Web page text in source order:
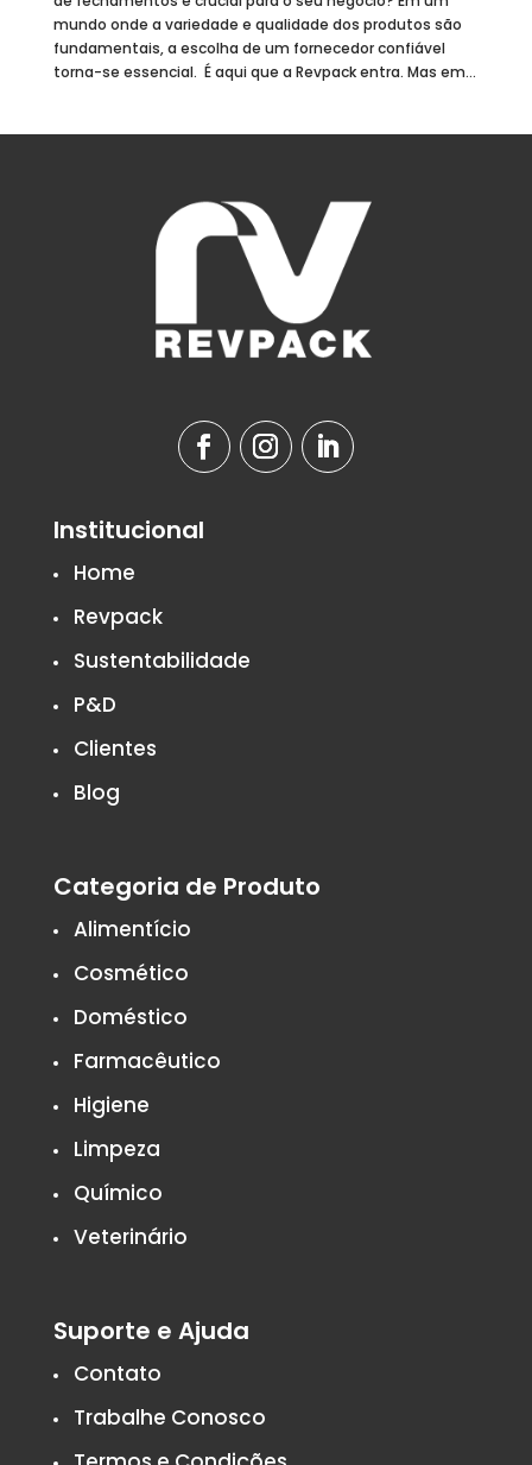
mundo onde a variedade e qualidade dos produtos são
fundamentais, a escolha de um fornecedor confiável
torna-se essencial. É aqui que a Revpack entra. Mas em...
Institucional
Home
Revpack
Sustentabilidade
P&D
Clientes
Blog
Categoria de Produto
Alimentício
Cosmético
Doméstico
Farmacêutico
Higiene
Limpeza
Químico
Veterinário
Suporte e Ajuda
Contato
Trabalhe Conosco